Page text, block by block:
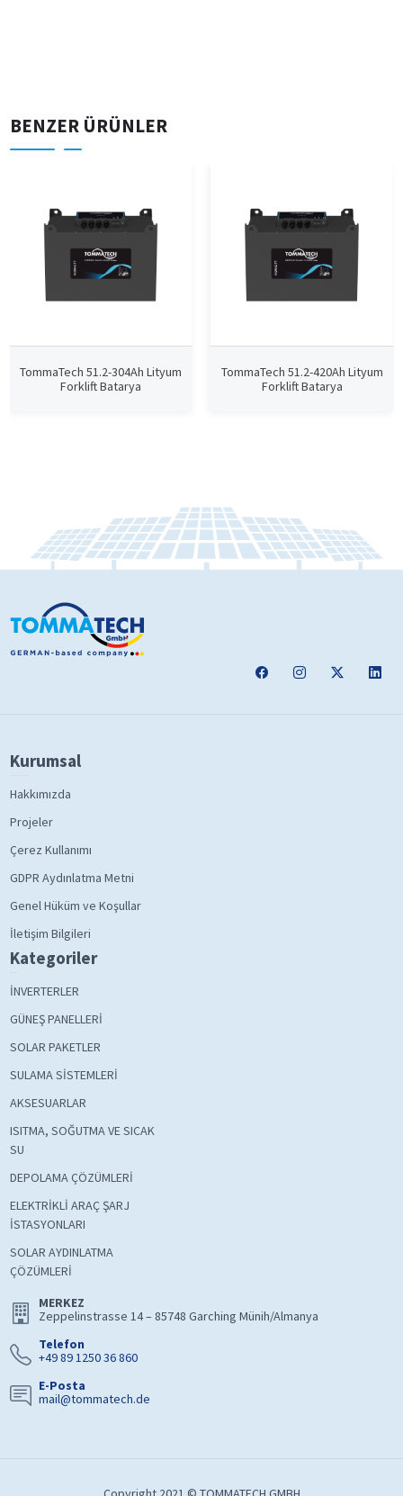
BENZER ÜRÜNLER
TommaTech 51.2-304Ah Lityum
Forklift Batarya
TommaTech 51.2-420Ah Lityum
Forklift Batarya
Kurumsal
Hakkımızda
Projeler
Çerez Kullanımı
GDPR Aydınlatma Metni
Genel Hüküm ve Koşullar
İletişim Bilgileri
Kategoriler
İNVERTERLER
GÜNEŞ PANELLERİ
SOLAR PAKETLER
SULAMA SİSTEMLERİ
AKSESUARLAR
ISITMA, SOĞUTMA VE SICAK
SU
DEPOLAMA ÇÖZÜMLERİ
ELEKTRİKLİ ARAÇ ŞARJ
İSTASYONLARI
SOLAR AYDINLATMA
ÇÖZÜMLERİ
MERKEZ
Zeppelinstrasse 14 – 85748 Garching Münih/Almanya
Telefon
+49 89 1250 36 860
E-Posta
mail@tommatech.de